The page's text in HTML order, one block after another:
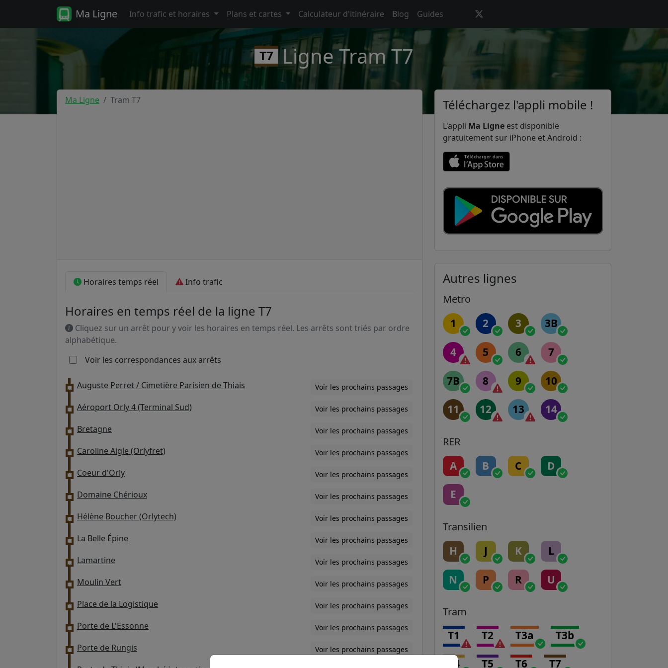
Ma Ligne Info trafic et horaires Plans et cartes Calculateur d'itinéraire Blog Guides
T7 Ligne Tram T7
Ma Ligne Tram T7
Horaires temps réel Info trafic
Horaires en temps réel de la ligne T7
Cliquez sur un arrêt pour y voir les horaires en temps réel. Les arrêts sont triés par ordre
alphabétique.
Voir les correspondances aux arrêts
Auguste Perret / Cimetière Parisien de Thiais Voir les prochains passages
Aéroport Orly 4 (Terminal Sud) Voir les prochains passages
Bretagne Voir les prochains passages
Caroline Aigle (Orlyfret) Voir les prochains passages
Coeur d'Orly Voir les prochains passages
Domaine Chérioux Voir les prochains passages
Hélène Boucher (Orlytech) Voir les prochains passages
La Belle Épine Voir les prochains passages
Lamartine Voir les prochains passages
Moulin Vert Voir les prochains passages
Place de la Logistique Voir les prochains passages
Porte de L'Essonne Voir les prochains passages
Porte de Rungis Voir les prochains passages
Téléchargez l'appli mobile !
L'appli Ma Ligne est disponible
gratuitement sur iPhone et Android :
Autres lignes
Metro
1 2 3 3B
4 5 6 7
7B 8 9 10
11 12 13 14
RER
A B C D
E
Transilien
H J K L
N P R U
Tram
T1 T2 T3a T3b
T4 T5 T6 T7